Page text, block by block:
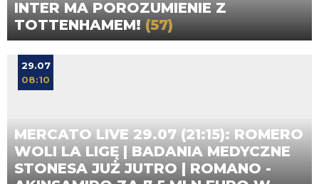
INTER MA POROZUMIENIE Z
TOTTENHAMEM!(57)
MERCATO LIVE 29.07 (21:15): ROMERO
WOLI LA LIGĘ | BADANIA MEDYCZNE
STONESA JUŻ JUTRO | ROMANO -
29.07
08:10